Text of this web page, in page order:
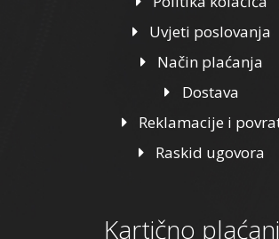
Uvjeti poslovanja
Način plaćanja
Dostava
Reklamacije i
Raskid ugovora
Kartično